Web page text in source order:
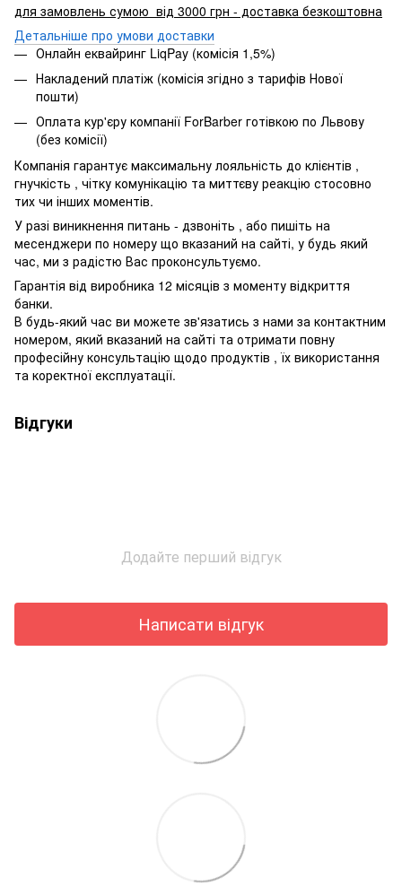
для замовлень сумою від 3000 грн - доставка безкоштовна
Детальніше про умови доставки
Онлайн еквайринг LiqPay (комісія 1,5%)
Накладений платіж (комісія згідно з тарифів Нової
пошти)
Оплата кур'єру компанії ForBarber готівкою по Львову
(без комісії)
Компанія гарантує максимальну лояльність до клієнтів ,
гнучкість , чітку комунікацію та миттєву реакцію стосовно
тих чи інших моментів.
У разі виникнення питань - дзвоніть , або пишіть на
месенджери по номеру що вказаний на сайті, у будь який
час, ми з радістю Вас проконсультуємо.
Гарантія від виробника 12 місяців з моменту відкриття
банки.
В будь-який час ви можете зв'язатись з нами за контактним
номером, який вказаний на сайті та отримати повну
професійну консультацію щодо продуктів , їх використання
та коректної експлуатації.
Відгуки
Додайте перший відгук
Написати відгук